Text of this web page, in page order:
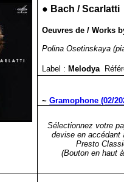
● Bach / Scarlatti
Oeuvres de / Works
Polina Osetinskaya
Label : Melodya
~Gramophone (02/
Sélectionnez votre
devise en accédant
Presto
(Bouton en haut